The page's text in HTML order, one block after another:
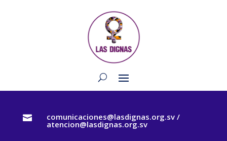
 comunicaciones@lasdignas.org.sv /
atencion@lasdignas.org.sv